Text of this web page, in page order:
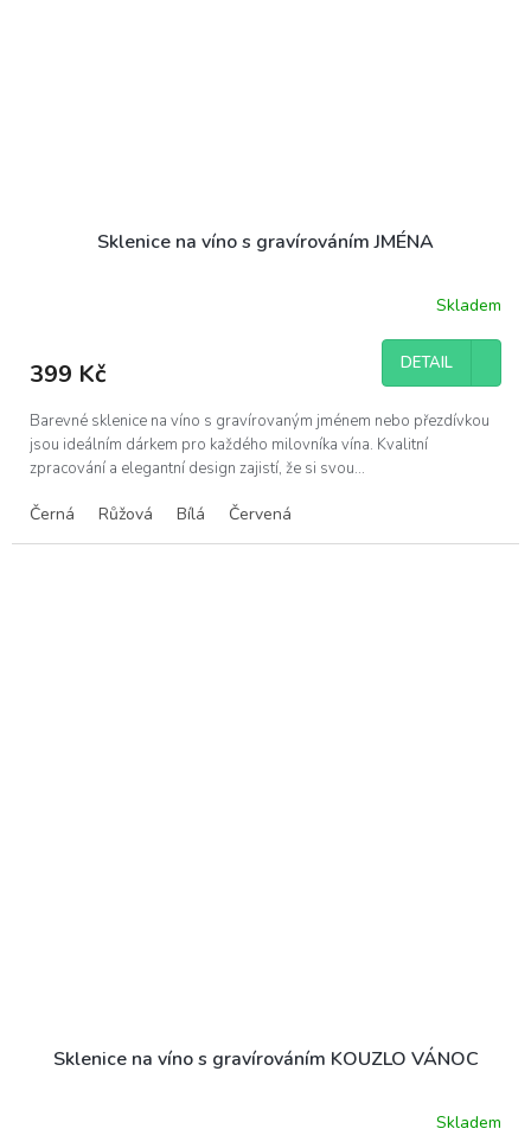
Sklenice na víno s gravírováním JMÉNA
je
z
5
hvězdiček.
Skladem
399 Kč DETAIL
Barevné sklenice na víno s gravírovaným jménem nebo přezdívkou
jsou ideálním dárkem pro každého milovníka vína. Kvalitní
zpracování a elegantní design zajistí, že si svou...
Černá Růžová Bílá Červená
Sklenice na víno s gravírováním KOUZLO VÁNOC
Skladem